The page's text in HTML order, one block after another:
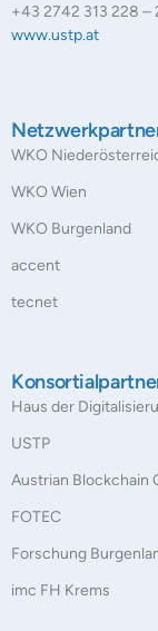
+43 2742 313 228 –
www.ustp.at
WKO
WKO Wien
WKO Burgenland
accent
tecnet
Haus der
USTP
Austrian Blockchain
FOTEC
Forschung
imc FH Krems